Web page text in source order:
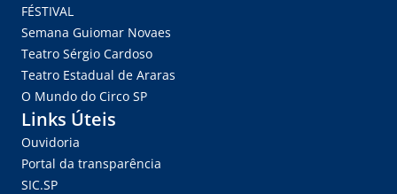
FÉSTIVAL
Semana Guiomar Novaes
Teatro Sérgio Cardoso
Teatro Estadual de Araras
O Mundo do Circo SP
Links Úteis
Ouvidoria
Portal da transparência
SIC.SP